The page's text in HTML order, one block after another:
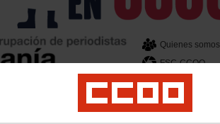
Quienes somos
FSC-CCOO
Derechos de autor Estatuto del periodista